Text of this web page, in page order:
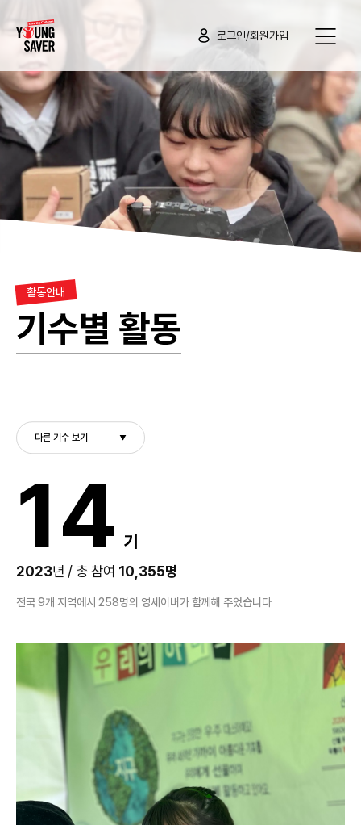
로그인/회원가입
활동안내
기수별 활동
14 기
2023년 / 총 참여 10,355명
전국 9개 지역에서 258명의 영세이버가 함께해 주었습니다
다른 기수 보기